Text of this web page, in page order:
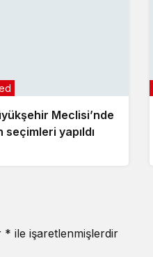
Meclisi’nde
seçimleri yapıldı
* ile işaretlenmişlerdir